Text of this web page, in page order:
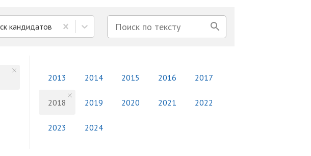
кандидатов
2013 2014 2015 2016 2017
2018 2019 2020 2021 2022
2023 2024